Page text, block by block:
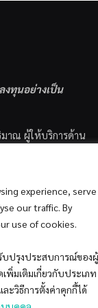
experience, serve
our traffic. By
use of cookies.
บปรุงประสบการณ์ของผู้
พิ่มเติมเกี่ยวกับประเภท
ะวิธีการตั้งค่าคุกกี้ได้
งทุนอย่างเป็น
าณ ผู้ให้บริการด้าน
นักลงทุนไทย
เป็นระบบแบบ